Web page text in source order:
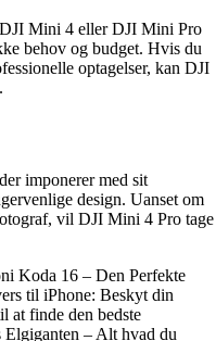
Mini 4 eller DJI Mini Pro
behov og budget. Hvis du
optagelser, kan DJI
imponerer med sit
design. Uanset om
vil DJI Mini 4 Pro tage
Koda 16 – Den Perfekte
til iPhone: Beskyt din
at finde den bedste
Elgiganten – Alt hvad du